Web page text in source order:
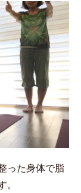
った身体で脂
。